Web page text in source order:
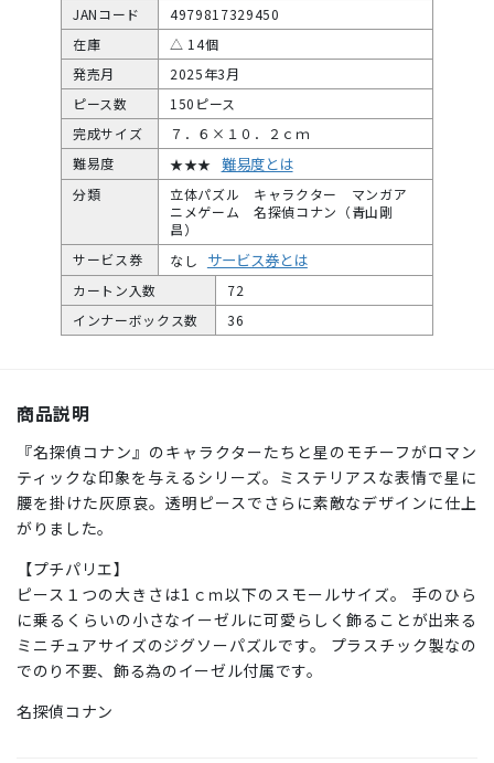
JANコード
4979817329450
在庫
△ 14個
発売月
2025年3月
ピース数
150ピース
完成サイズ
７．６×１０．２ｃｍ
難易度
★★★ 難易度とは
分類
立体パズル キャラクター マンガア
ニメゲーム 名探偵コナン（青山剛
昌）
サービス券
なし サービス券とは
カートン入数
72
インナーボックス数
36
商品説明
『名探偵コナン』のキャラクターたちと星のモチーフがロマン
ティックな印象を与えるシリーズ。ミステリアスな表情で星に
腰を掛けた灰原哀。透明ピースでさらに素敵なデザインに仕上
がりました。
【プチパリエ】
ピース１つの大きさは1ｃｍ以下のスモールサイズ。 手のひら
に乗るくらいの小さなイーゼルに可愛らしく飾ることが出来る
ミニチュアサイズのジグソーパズルです。 プラスチック製なの
でのり不要、飾る為のイーゼル付属です。
名探偵コナン